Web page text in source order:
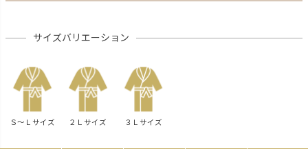
サイズバリエーション
Ｓ～Ｌサイズ ２Ｌサイズ ３Ｌサイズ